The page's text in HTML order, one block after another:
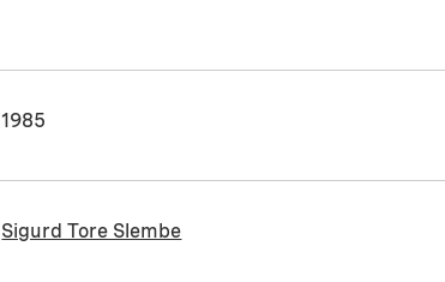
1985
Sigurd Tore Slembe